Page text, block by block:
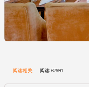
阅读相关 阅读 67991